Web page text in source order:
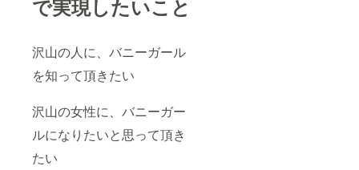
で実現したいこと
沢山の人に、バニーガール
を知って頂きたい
沢山の女性に、バニーガー
ルになりたいと思って頂き
たい